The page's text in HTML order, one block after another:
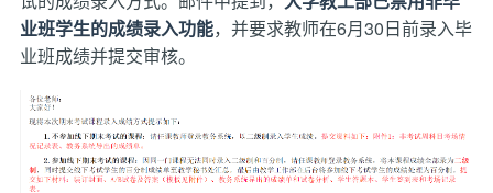
业班学生的成绩录入功能，并要求教师在6月30日前录入毕
业班成绩并提交审核。